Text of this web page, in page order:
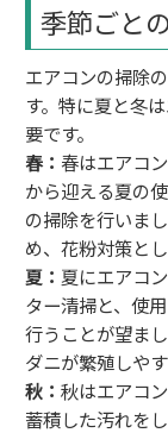
季節ごと
エアコンの掃除
す。特に夏と冬
要です。
春： 春はエアコ
から迎える夏の
の掃除を行いま
め、花粉対策と
夏： 夏にエアコ
ター清掃と、使
行うことが望ま
ダニが繁殖しや
秋： 秋はエアコ
蓄積した汚れを